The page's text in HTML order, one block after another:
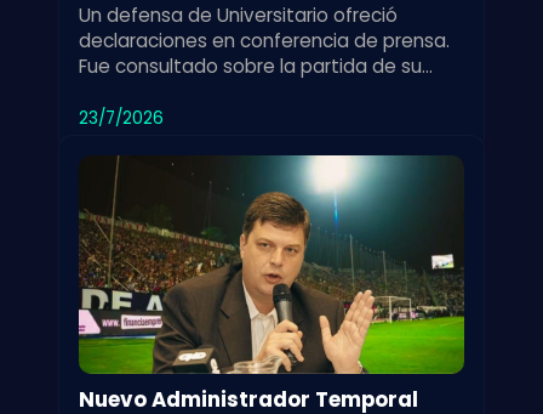
Un defensa de Universitario ofreció
declaraciones en conferencia de prensa.
Fue consultado sobre la partida de su
equipo.
23/7/2026
Nuevo Administrador Temporal